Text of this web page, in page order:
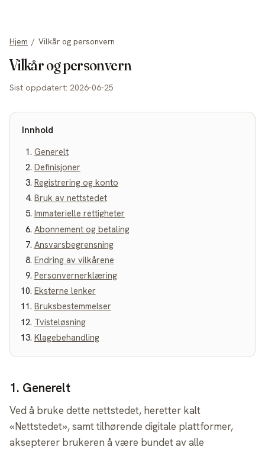
Hjem / Vilkår og personvern
Vilkår og personvern
Sist oppdatert: 2026-06-25
Innhold
Generelt
Definisjoner
Registrering og konto
Bruk av nettstedet
Immaterielle rettigheter
Abonnement og betaling
Ansvarsbegrensning
Endring av vilkårene
Personvernerklæring
Eksterne lenker
Bruksbestemmelser
Tvisteløsning
Klagebehandling
1. Generelt
Ved å bruke dette nettstedet, heretter kalt
«Nettstedet», samt tilhørende digitale plattformer,
aksepterer brukeren å være bundet av alle